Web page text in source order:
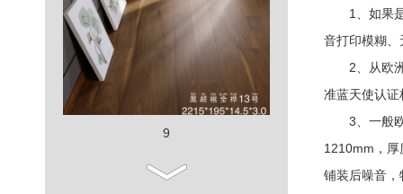
9
1、如果是
音打印模糊
2、从欧洲
准蓝天使认
3、一般欧
1210mm，厚
铺装后噪音